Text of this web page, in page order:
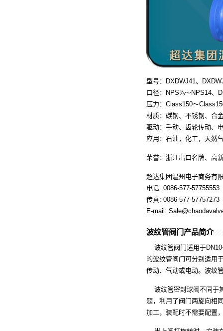
型号：DXDWJ41、
口径：NPS⅜～NPS14、
压力：Class150～
材质：碳钢、不锈钢、合
驱动：手动、齿轮传动、
应用：石油，化工，天然
荣誉：浙江出口名牌、高
超达集团温州电子商务有
电话: 0086-577-57755553
传真: 0086-577-57757273
E-mail:
波纹管阀门产品简介
波纹管阀门适用于
的波纹管阀门可分别适用
传动、气动或电动。波纹
波纹管密封球阀不同于
题，利用了阀门两旋向相
加工，装配时不需要配置